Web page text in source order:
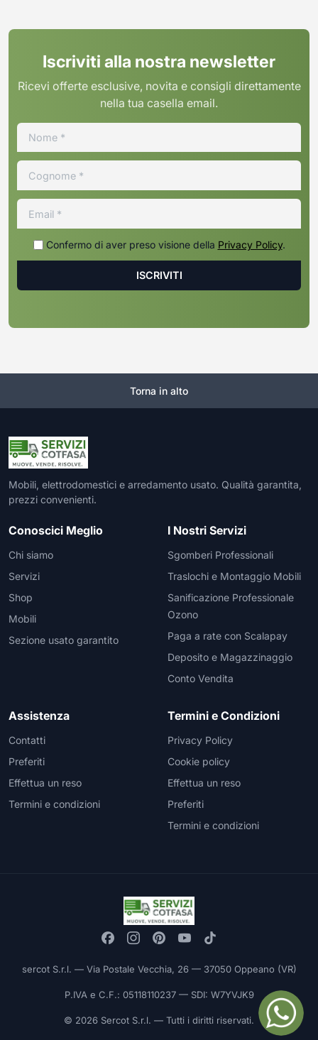
Iscriviti alla nostra newsletter
Ricevi offerte esclusive, novita e consigli direttamente
nella tua casella email.
Confermo di aver preso visione della Privacy Policy.
Torna in alto
Mobili, elettrodomestici e arredamento usato. Qualità garantita,
prezzi convenienti.
Conoscici Meglio
Chi siamo
Servizi
Shop
Mobili
Sezione usato garantito
I Nostri Servizi
Sgomberi Professionali
Traslochi e Montaggio Mobili
Sanificazione Professionale
Ozono
Paga a rate con Scalapay
Deposito e Magazzinaggio
Conto Vendita
Assistenza
Contatti
Preferiti
Effettua un reso
Termini e condizioni
Termini e Condizioni
Privacy Policy
Cookie policy
Effettua un reso
Preferiti
Termini e condizioni
sercot S.r.l. — Via Postale Vecchia, 26 — 37050 Oppeano (VR)
P.IVA e C.F.: 05118110237 — SDI: W7YVJK9
© 2026 Sercot S.r.l. — Tutti i diritti riservati.